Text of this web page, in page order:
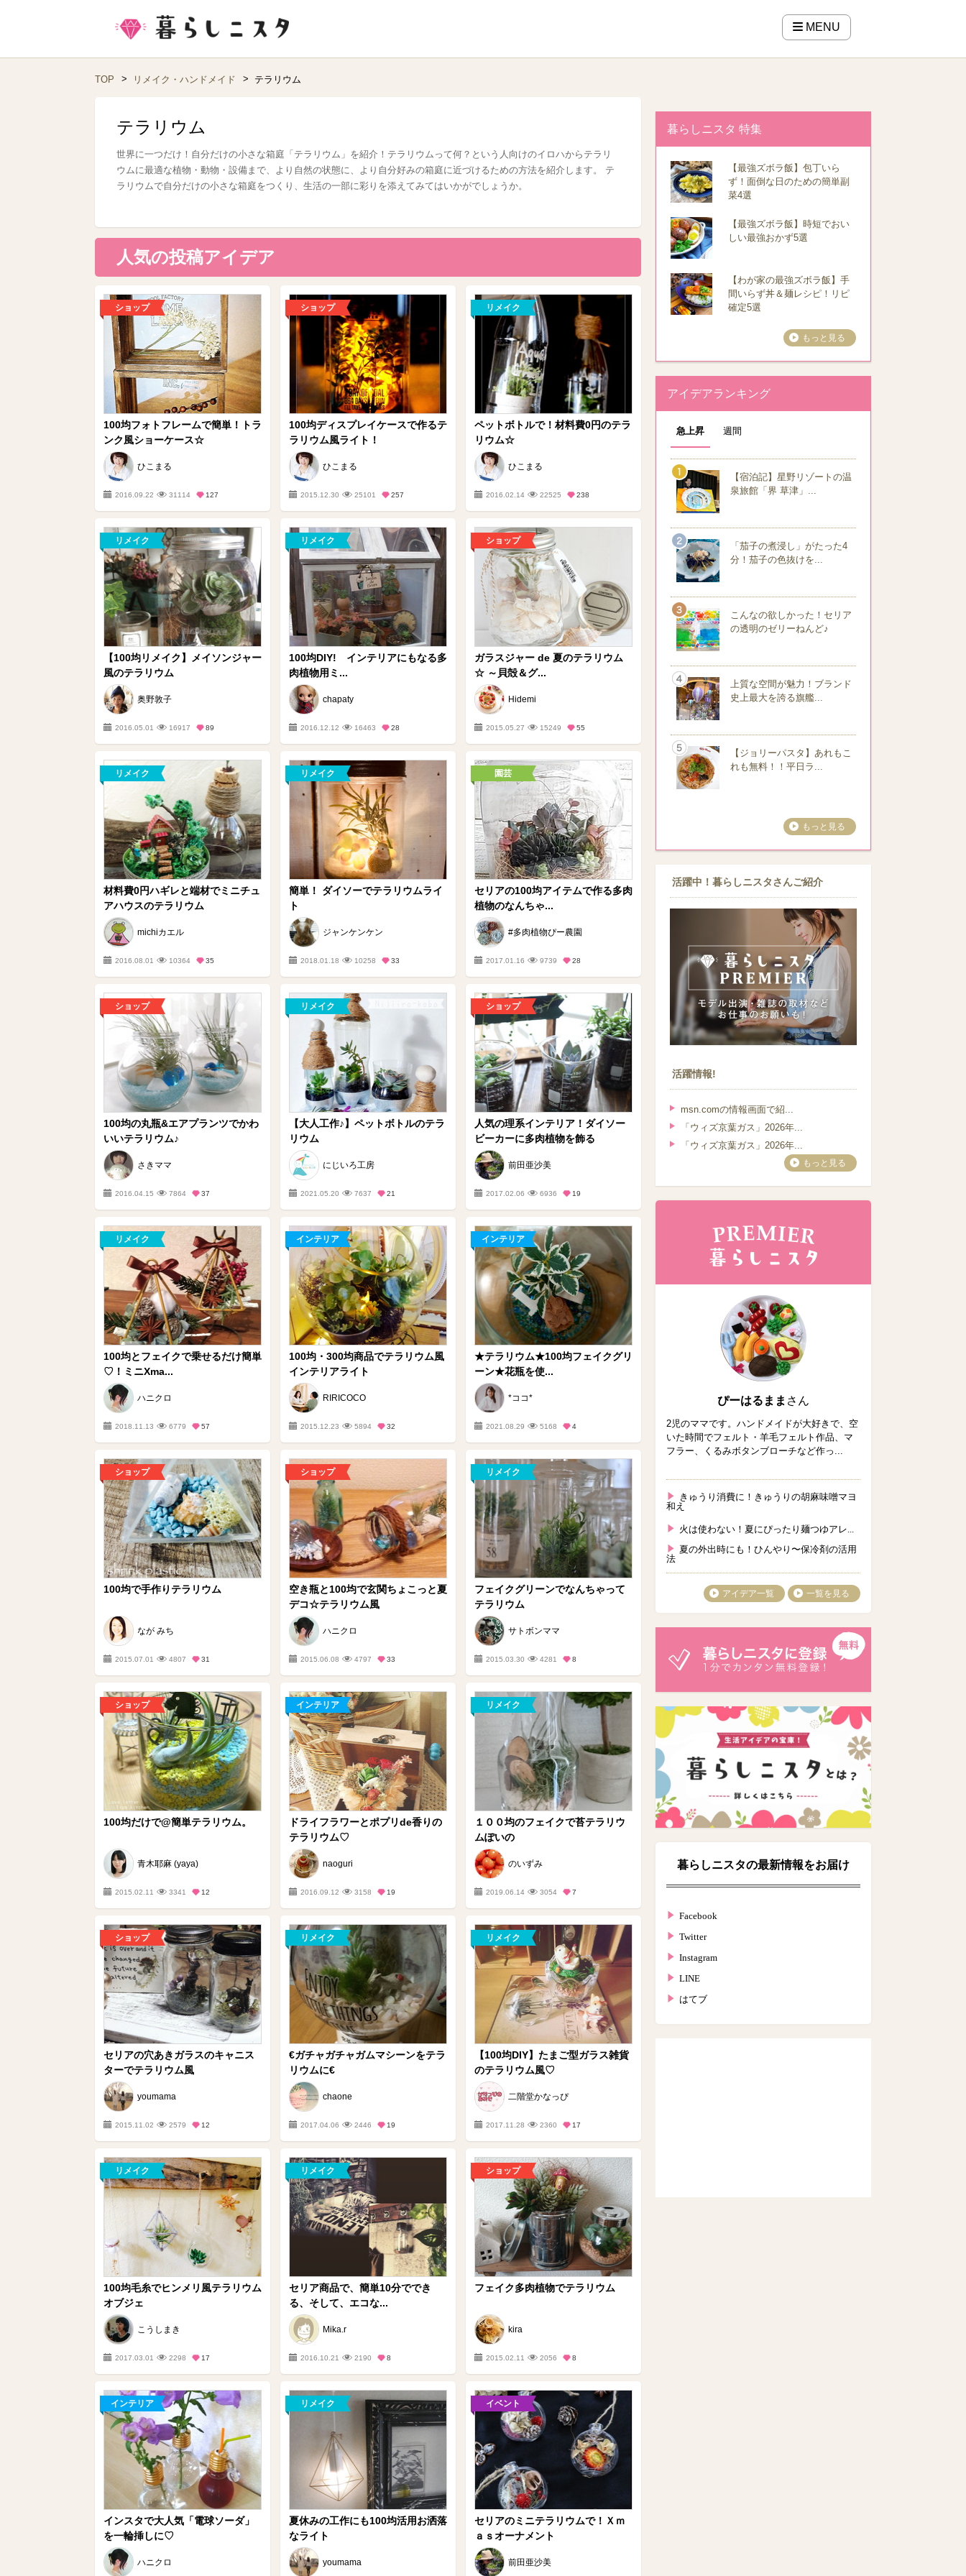
MENU
TOP リメイク・ハンドメイド テラリウム
テラリウム
世界に一つだけ！自分だけの小さな箱庭「テラリウム」を紹介！テラリウムって何？という人向けのイロハからテラリ
ウムに最適な植物・動物・設備まで、より自然の状態に、より自分好みの箱庭に近づけるための方法を紹介します。 テ
ラリウムで自分だけの小さな箱庭をつくり、生活の一部に彩りを添えてみてはいかがでしょうか。
人気の投稿アイデア
ショップ
100均フォトフレームで簡単！トラ
ンク風ショーケース☆
ひこまる
2016.09.22 31114 127
ショップ
100均ディスプレイケースで作るテ
ラリウム風ライト！
ひこまる
2015.12.30 25101 257
リメイク
ペットボトルで！材料費0円のテラ
リウム☆
ひこまる
2016.02.14 22525 238
リメイク
【100均リメイク】メイソンジャー
風のテラリウム
奥野敦子
2016.05.01 16917 89
リメイク
100均DIY! インテリアにもなる多
肉植物用ミ...
chapaty
2016.12.12 16463 28
ショップ
ガラスジャー de 夏のテラリウム
☆ ～貝殻＆グ...
Hidemi
2015.05.27 15249 55
リメイク
材料費0円ハギレと端材でミニチュ
アハウスのテラリウム
michiカエル
2016.08.01 10364 35
リメイク
簡単！ ダイソーでテラリウムライ
ト
ジャンケンケン
2018.01.18 10258 33
園芸
セリアの100均アイテムで作る多肉
植物のなんちゃ...
#多肉植物ぴー農園
2017.01.16 9739 28
ショップ
100均の丸瓶&エアプランツでかわ
いいテラリウム♪
さきママ
2016.04.15 7864 37
リメイク
【大人工作♪】ペットボトルのテラ
リウム
にじいろ工房
2021.05.20 7637 21
ショップ
人気の理系インテリア！ダイソー
ビーカーに多肉植物を飾る
前田亜沙美
2017.02.06 6936 19
リメイク
100均とフェイクで乗せるだけ簡単
♡！ミニXma...
ハニクロ
2018.11.13 6779 57
インテリア
100均・300均商品でテラリウム風
インテリアライト
RIRICOCO
2015.12.23 5894 32
インテリア
★テラリウム★100均フェイクグリ
ーン★花瓶を使...
*ココ*
2021.08.29 5168 4
ショップ
100均で手作りテラリウム
なが みち
2015.07.01 4807 31
ショップ
空き瓶と100均で玄関ちょこっと夏
デコ☆テラリウム風
ハニクロ
2015.06.08 4797 33
リメイク
フェイクグリーンでなんちゃって
テラリウム
サトボンママ
2015.03.30 4281 8
ショップ
100均だけで@簡単テラリウム。
青木耶麻 (yaya)
2015.02.11 3341 12
インテリア
ドライフラワーとポプリde香りの
テラリウム♡
naoguri
2016.09.12 3158 19
リメイク
１００均のフェイクで苔テラリウ
ムぽいの
のいずみ
2019.06.14 3054 7
ショップ
セリアの穴あきガラスのキャニス
ターでテラリウム風
youmama
2015.11.02 2579 12
リメイク
€ガチャガチャガムマシーンをテラ
リウムに€
chaone
2017.04.06 2446 19
リメイク
【100均DIY】たまご型ガラス雑貨
のテラリウム風♡
二階堂かなっぴ
2017.11.28 2360 17
リメイク
100均毛糸でヒンメリ風テラリウム
オブジェ
こうしまき
2017.03.01 2298 17
リメイク
セリア商品で、簡単10分ででき
る、そして、エコな...
Mika.r
2016.10.21 2190 8
ショップ
フェイク多肉植物でテラリウム
kira
2015.02.11 2056 8
インテリア
インスタで大人気「電球ソーダ」
を一輪挿しに♡
ハニクロ
リメイク
夏休みの工作にも100均活用お洒落
なライト
youmama
イベント
セリアのミニテラリウムで！Ｘｍ
ａｓオーナメント
前田亜沙美
暮らしニスタ 特集
【最強ズボラ飯】包丁いら
ず！面倒な日のための簡単副
菜4選
【最強ズボラ飯】時短でおい
しい最強おかず5選
【わが家の最強ズボラ飯】手
間いらず丼＆麺レシピ！リピ
確定5選
もっと見る
アイデアランキング
急上昇 週間
【宿泊記】星野リゾートの温
泉旅館「界 草津」...
「茄子の煮浸し」がたった4
分！茄子の色抜けを...
こんなの欲しかった！セリア
の透明のゼリーねんど♪
上質な空間が魅力！ブランド
史上最大を誇る旗艦...
【ジョリーパスタ】あれもこ
れも無料！！平日ラ...
もっと見る
活躍中！暮らしニスタさんご紹介
活躍情報!
msn.comの情報画面で紹...
「ウィズ京葉ガス」2026年...
「ウィズ京葉ガス」2026年...
もっと見る
ぴーはるまま さん
2児のママです。ハンドメイドが大好きで、空
いた時間でフェルト・羊毛フェルト作品、マ
フラー、くるみボタンブローチなど作っ...
きゅうり消費に！きゅうりの胡麻味噌マヨ
和え
火は使わない！夏にぴったり麺つゆアレ...
夏の外出時にも！ひんやり〜保冷剤の活用
法
アイデア一覧 一覧を見る
暮らしニスタの最新情報をお届け
Facebook
Twitter
Instagram
LINE
はてブ